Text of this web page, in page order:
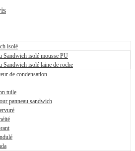
isolé
Sandwich isolé mousse PU
Sandwich isolé laine de roche
de condensation
tuile
panneau sandwich